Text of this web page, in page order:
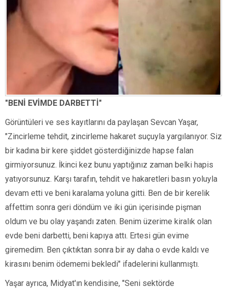
"BENİ EVİMDE DARBETTİ"
Görüntüleri ve ses kayıtlarını da paylaşan Sevcan Yaşar,
"Zincirleme tehdit, zincirleme hakaret suçuyla yargılanıyor. Siz
bir kadına bir kere şiddet gösterdiğinizde hapse falan
girmiyorsunuz. İkinci kez bunu yaptığınız zaman belki hapis
yatıyorsunuz. Karşı tarafın, tehdit ve hakaretleri basın yoluyla
devam etti ve beni karalama yoluna gitti. Ben de bir kerelik
affettim sonra geri döndüm ve iki gün içerisinde pişman
oldum ve bu olay yaşandı zaten. Benim üzerime kiralık olan
evde beni darbetti, beni kapıya attı. Ertesi gün evime
giremedim. Ben çıktıktan sonra bir ay daha o evde kaldı ve
kirasını benim ödememi bekledi" ifadelerini kullanmıştı.
Yaşar ayrıca, Midyat'ın kendisine, "Seni sektörde